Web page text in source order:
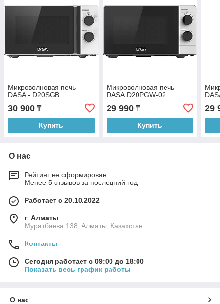
Микроволновая печь
DASА - D20SGB
30 900 ₸
Купить
Микроволновая печь
DASА D20PGW-02
29 990₸
Купить
29
О нас
Рейтинг не сформирован
Менее 5 отзывов за последний год
Работает с 20.10.2022
г. Алматы
Муратбаева 138, Алматы, Казахстан
Контакты
Сегодня работает с 09:00 до 18:00
Показать весь график работы
О нас